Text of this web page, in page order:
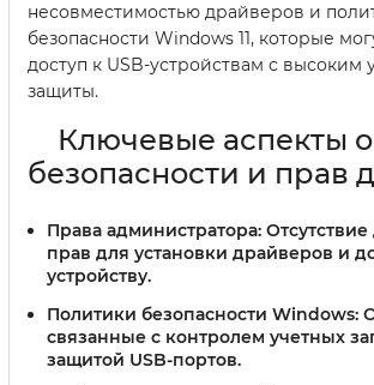
несовместимостью драйверов и
безопасности Windows 11, которые
доступ к USB-устройствам с высоким
защиты.
Ключевые аспекты
безопасности и прав
Права администратора:
прав для установки драйверов и
устройству.
Политики безопасности Windows:
связанные с контролем учетных
защитой USB-портов.